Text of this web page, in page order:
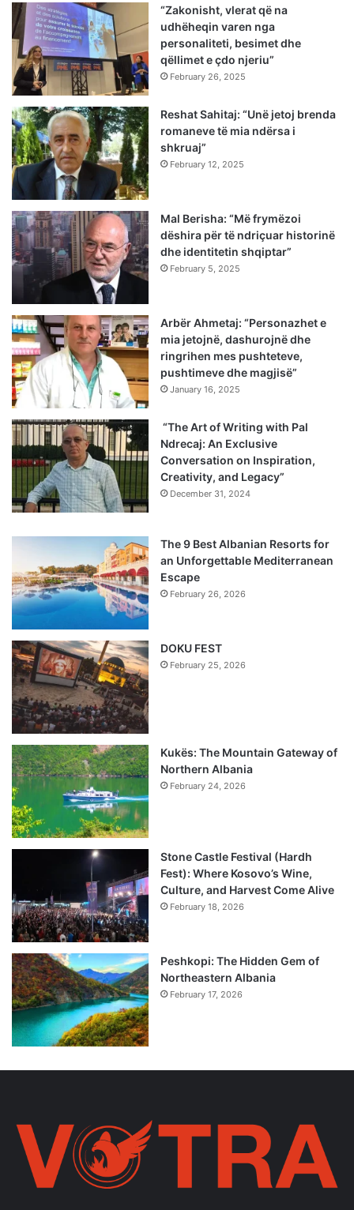
“Zakonisht, vlerat që na
udhëheqin varen nga
personaliteti, besimet dhe
qëllimet e çdo njeriu”
February 26, 2025
Reshat Sahitaj: “Unë jetoj brenda
romaneve të mia ndërsa i
shkruaj”
February 12, 2025
Mal Berisha: “Më frymëzoi
dëshira për të ndriçuar historinë
dhe identitetin shqiptar”
February 5, 2025
Arbër Ahmetaj: “Personazhet e
mia jetojnë, dashurojnë dhe
ringrihen mes pushteteve,
pushtimeve dhe magjisë”
January 16, 2025
“The Art of Writing with Pal
Ndrecaj: An Exclusive
Conversation on Inspiration,
Creativity, and Legacy”
December 31, 2024
The 9 Best Albanian Resorts for
an Unforgettable Mediterranean
Escape
February 26, 2026
DOKU FEST
February 25, 2026
Kukës: The Mountain Gateway of
Northern Albania
February 24, 2026
Stone Castle Festival (Hardh
Fest): Where Kosovo’s Wine,
Culture, and Harvest Come Alive
February 18, 2026
Peshkopi: The Hidden Gem of
Northeastern Albania
February 17, 2026